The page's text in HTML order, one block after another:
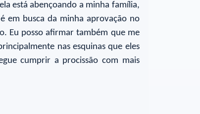
está abençoando a minha família,
em busca da minha aprovação no
Eu posso afirmar também que me
nas esquinas que eles
cumprir a procissão com mais